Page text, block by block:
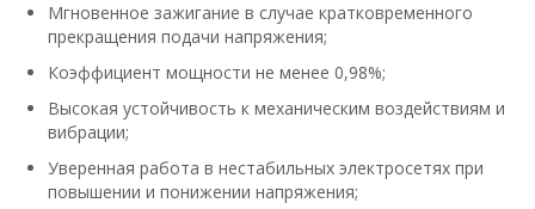
Мгновенное зажигание в случае кратковременного
прекращения подачи напряжения;
Коэффициент мощности не менее 0,98%;
Высокая устойчивость к механическим воздействиям и
вибрации;
Уверенная работа в нестабильных электросетях при
повышении и понижении напряжения;